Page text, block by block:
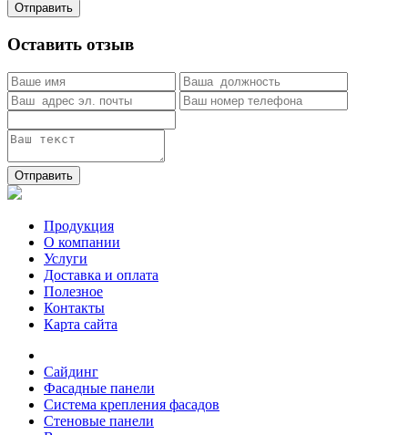
Отправить
Оставить отзыв
Отправить
Продукция
О компании
Услуги
Доставка и оплата
Полезное
Контакты
Карта сайта
Сайдинг
Фасадные панели
Система крепления фасадов
Стеновые панели